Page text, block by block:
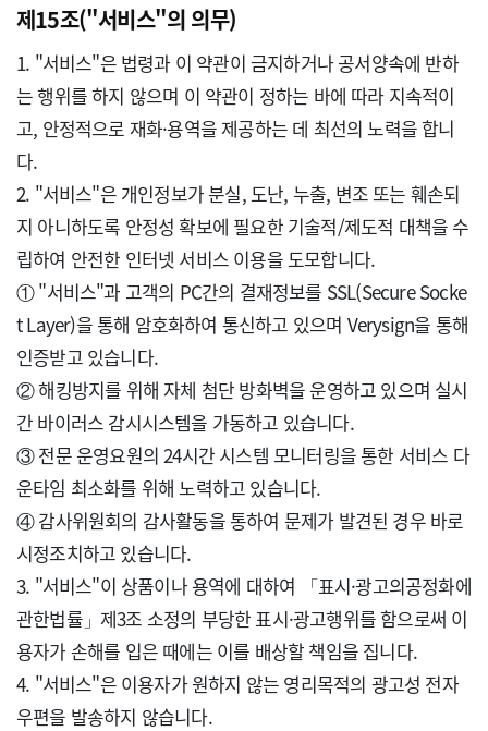
제15조("서비스"의 의무)
1. "서비스"은 법령과 이 약관이 금지하거나 공서양속에 반하
는 행위를 하지 않으며 이 약관이 정하는 바에 따라 지속적이
고, 안정적으로 재화·용역을 제공하는 데 최선의 노력을 합니
다.
2. "서비스"은 개인정보가 분실, 도난, 누출, 변조 또는 훼손되
지 아니하도록 안정성 확보에 필요한 기술적/제도적 대책을 수
립하여 안전한 인터넷 서비스 이용을 도모합니다.
① "서비스"과 고객의 PC간의 결재정보를 SSL(Secure Socke
t Layer)을 통해 암호화하여 통신하고 있으며 Verysign을 통해
인증받고 있습니다.
② 해킹방지를 위해 자체 첨단 방화벽을 운영하고 있으며 실시
간 바이러스 감시시스템을 가동하고 있습니다.
③ 전문 운영요원의 24시간 시스템 모니터링을 통한 서비스 다
운타임 최소화를 위해 노력하고 있습니다.
④ 감사위원회의 감사활동을 통하여 문제가 발견된 경우 바로
시정조치하고 있습니다.
3. "서비스"이 상품이나 용역에 대하여 「표시·광고의공정화에
관한법률」제3조 소정의 부당한 표시·광고행위를 함으로써 이
용자가 손해를 입은 때에는 이를 배상할 책임을 집니다.
4. "서비스"은 이용자가 원하지 않는 영리목적의 광고성 전자
우편을 발송하지 않습니다.